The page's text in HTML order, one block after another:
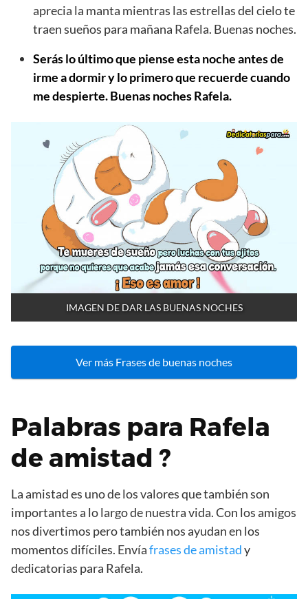
aprecia la manta mientras las estrellas del cielo te
traen sueños para mañana Rafela. Buenas noches.
Serás lo último que piense esta noche antes de
irme a dormir y lo primero que recuerde cuando
me despierte. Buenas noches Rafela.
IMAGEN DE DAR LAS BUENAS NOCHES
Ver más Frases de buenas noches
Palabras para Rafela
de amistad ?
La amistad es uno de los valores que también son
importantes a lo largo de nuestra vida. Con los amigos
nos divertimos pero también nos ayudan en los
momentos difíciles. Envíafrases de amistady
dedicatorias para Rafela.